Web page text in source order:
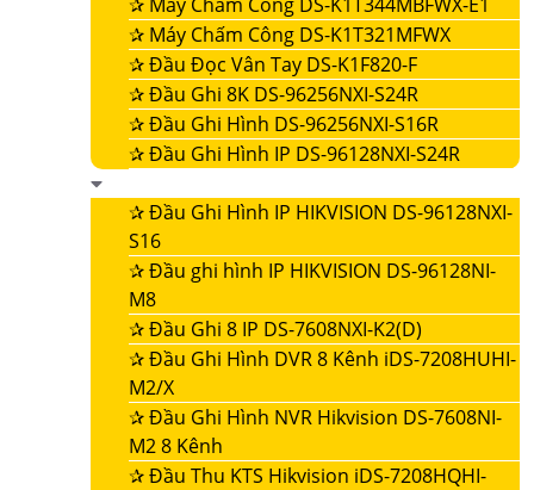
✰ Máy Chấm Công DS-K1T321MFWX
✰Đầu Đọc Vân Tay DS-K1F820-F
✰Đầu Ghi 8K DS-96256NXI-S24R
✰Đầu Ghi Hình DS-96256NXI-S16R
✰Đầu Ghi Hình IP DS-96128NXI-S24R
✰Đầu Ghi Hình IP HIKVISION DS-96128NXI-
S16
✰Đầu ghi hình IP HIKVISION DS-96128NI-
M8
✰Đầu Ghi 8 IP DS-7608NXI-K2(D)
✰Đầu Ghi Hình DVR 8 Kênh iDS-7208HUHI-
M2/X
✰Đầu Ghi Hình NVR Hikvision DS-7608NI-
M2 8 Kênh
✰Đầu Thu KTS Hikvision iDS-7208HQHI-